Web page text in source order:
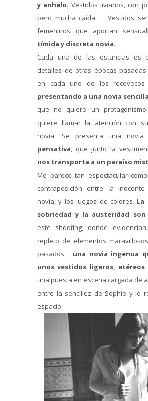
y anhelo. Vestidos livianos, con
pero mucha caída… Vestidos
femeninos que aportan
tímida y discreta novia.
Cada una de las estancias es
detalles de otras épocas
en cada uno de los
presentando a una novia
que no quiere un
quiere llamar la atención con
novia. Se presenta una novia
pensativa, que junto la
nos transporta a un paraíso
Me parece tan espectacular
contraposición entre la
novia, y los juegos de colores. La
sobriedad y la austeridad son
este shooting, donde
repleto de elementos
pasados… una novia ingenua
unos vestidos ligeros,
una puesta en escena cargada de
entre la sencillez de Sophie y lo
espacio.